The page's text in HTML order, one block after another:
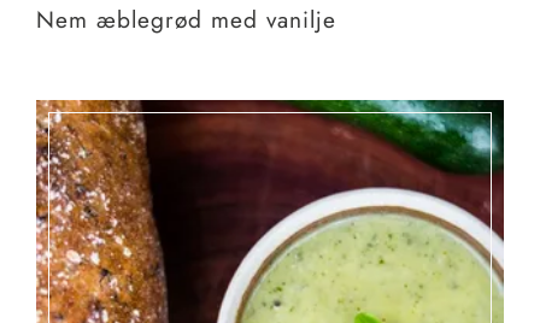
Nem æblegrød med vanilje